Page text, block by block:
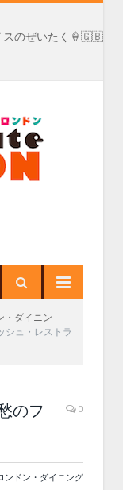
スのぜいたく🍦🇬🇧
・ダイニン
シュ・レストラ
のフ
0
ンドン・ダイニング